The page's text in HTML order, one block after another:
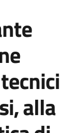
alla